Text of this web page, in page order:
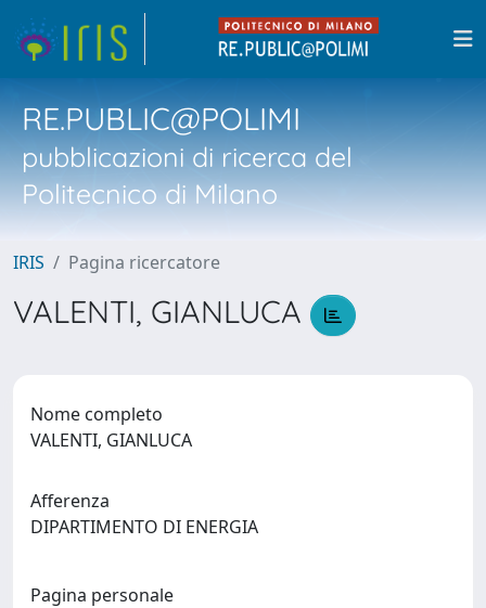
RE.PUBLIC@POLIMI
pubblicazioni di ricerca del
Politecnico di Milano
IRIS Pagina ricercatore
VALENTI, GIANLUCA
Nome completo
VALENTI, GIANLUCA
Afferenza
DIPARTIMENTO DI ENERGIA
Pagina personale